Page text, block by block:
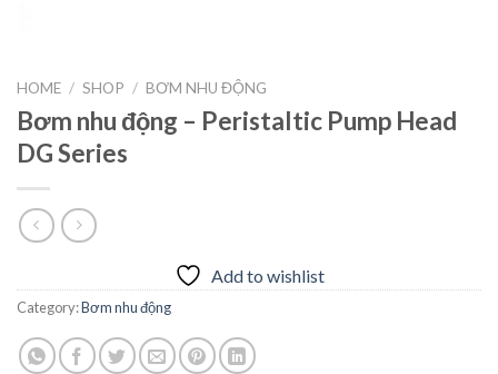
HOME / SHOP / BƠM NHU ĐỘNG
Bơm nhu động – Peristaltic Pump Head
DG Series
Add to wishlist
Category:Bơm nhu động